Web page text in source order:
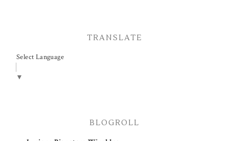
TRANSLATE
Select Language
▼
BLOGROLL